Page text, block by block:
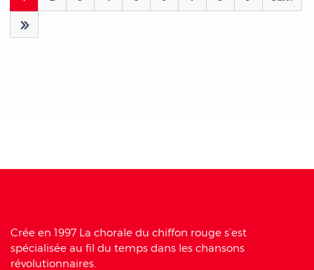
d
Crée en 1997 La chorale du chiffon rouge s’est
spécialisée au fil du temps dans les chansons
révolutionnaires.